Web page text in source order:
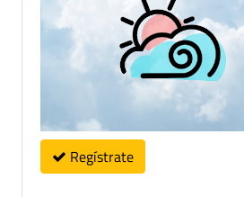
Regístrate